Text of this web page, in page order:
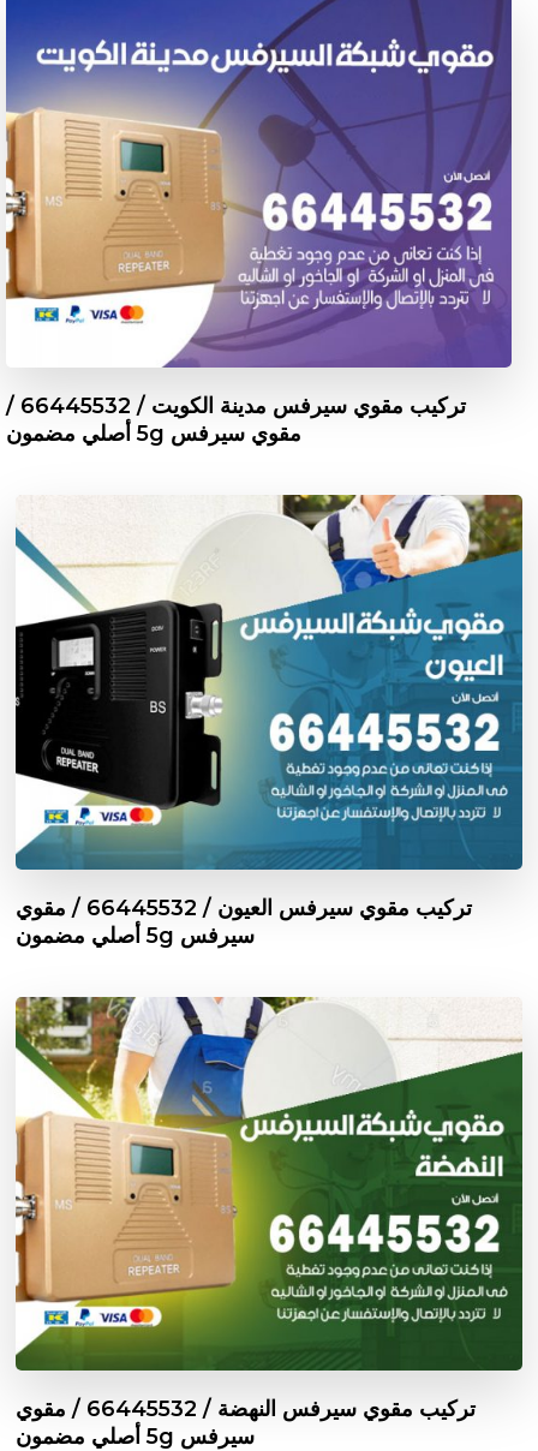
تركيب مقوي سيرفس مدينة الكويت / 66445532 /
مقوي سيرفس 5g أصلي مضمون
تركيب مقوي سيرفس العيون / 66445532 / مقوي
سيرفس 5g أصلي مضمون
تركيب مقوي سيرفس النهضة / 66445532 / مقوي
سيرفس 5g أصلي مضمون